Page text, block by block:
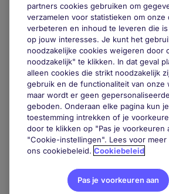
partners cookies gebruiken om
verzamelen voor statistieken om onze
verbeteren en inhoud te leveren die
op jouw interesses. Je kunt het
noodzakelijke cookies weigeren door
noodzakelijk" te klikken. In dat geval
alleen cookies die strikt noodzakelijk
gebruik en de functionaliteit van onze
maar wordt er geen
geboden. Onderaan elke pagina kun
toestemming intrekken of je
door te klikken op "Pas je voorkeuren
"Cookie-instellingen". Lees voor meer
ons cookiebeleid. Cookiebeleid
Pas je voorkeuren aan